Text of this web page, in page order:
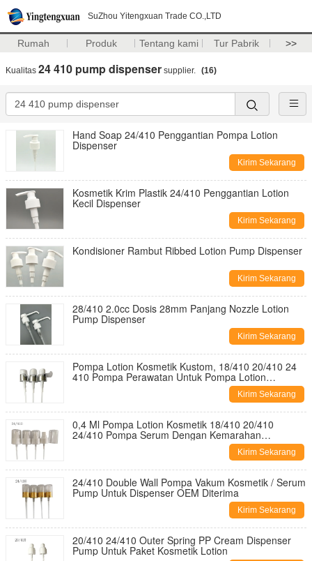
SuZhou Yitengxuan Trade CO.,LTD
Rumah Produk Tentang kami Tur Pabrik >>
Kualitas 24 410 pump dispenser supplier. (16)
Hand Soap 24/410 Penggantian Pompa Lotion
Dispenser
Kirim Sekarang
Kosmetik Krim Plastik 24/410 Penggantian Lotion
Kecil Dispenser
Kirim Sekarang
Kondisioner Rambut Ribbed Lotion Pump Dispenser
Kirim Sekarang
28/410 2.0cc Dosis 28mm Panjang Nozzle Lotion
Pump Dispenser
Kirim Sekarang
Pompa Lotion Kosmetik Kustom, 18/410 20/410 24
410 Pompa Perawatan Untuk Pompa Lotion
Kirim Sekarang
0,4 Ml Pompa Lotion Kosmetik 18/410 20/410
24/410 Pompa Serum Dengan Kemarahan
Kirim Sekarang
24/410 Double Wall Pompa Vakum Kosmetik / Serum
Pump Untuk Dispenser OEM Diterima
Kirim Sekarang
20/410 24/410 Outer Spring PP Cream Dispenser
Pump Untuk Paket Kosmetik Lotion